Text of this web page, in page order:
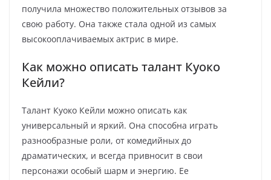
получила множество положительных отзывов за
свою работу. Она также стала одной из самых
высокооплачиваемых актрис в мире.
Как можно описать талант Куоко
Кейли?
Талант Куоко Кейли можно описать как
универсальный и яркий. Она способна играть
разнообразные роли, от комедийных до
драматических, и всегда привносит в свои
персонажи особый шарм и энергию. Ее